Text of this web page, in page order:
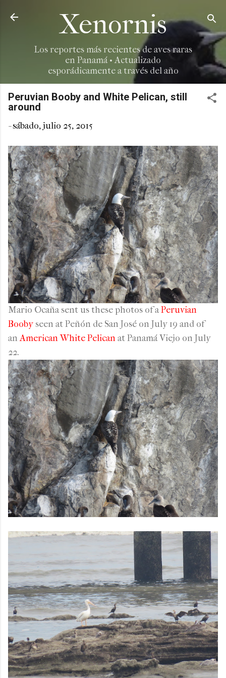
Ir al contenido principal
Xenornis
Los reportes más recientes de aves raras
en Panamá • Actualizado
esporádicamente a través del año
Peruvian Booby and White Pelican, still
around
-sábado, julio 25, 2015
Mario Ocaña sent us these photos of aPeruvian
Boobyseen at Peñón de San José on July 19 and of
anAmerican White Pelicanat Panamá Viejo on July
22.